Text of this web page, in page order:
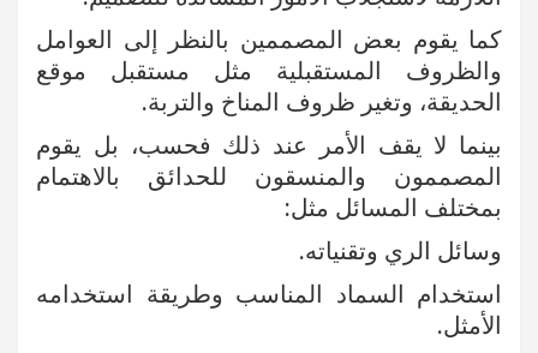
كما يقوم بعض المصممين بالنظر إلى العوامل
والظروف المستقبلية مثل مستقبل موقع
الحديقة، وتغير ظروف المناخ والتربة.
بينما لا يقف الأمر عند ذلك فحسب، بل يقوم
المصممون والمنسقون للحدائق بالاهتمام
بمختلف المسائل مثل:
وسائل الري وتقنياته.
استخدام السماد المناسب وطريقة استخدامه
الأمثل.